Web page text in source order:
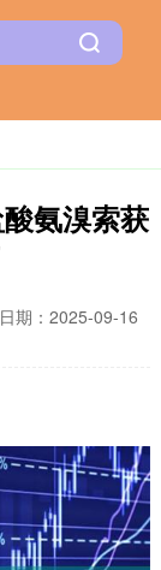
氨溴索获
日期：2025-09-16